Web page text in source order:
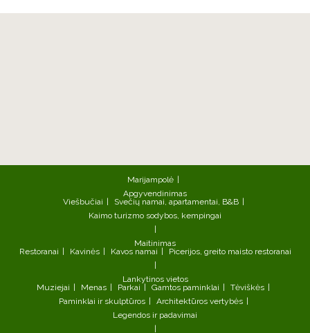
Marijampolė
Apgyvendinimas
Viešbučiai
Svečių namai, apartamentai, B&B
Kaimo turizmo sodybos, kempingai
Maitinimas
Restoranai
Kavinės Kavos namai Picerijos, greito maisto restoranai
Lankytinos vietos
Muziejai
Menas Parkai Gamtos paminklai
Tėviškės
Paminklai ir skulptūros
Architektūros vertybės
Legendos ir padavimai